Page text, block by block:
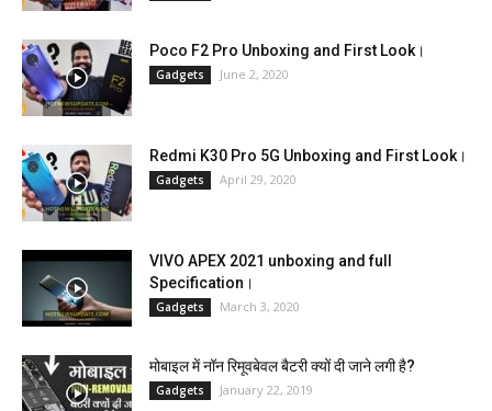
Poco F2 Pro Unboxing and First Look।
Gadgets June 2, 2020
Redmi K30 Pro 5G Unboxing and First Look।
Gadgets April 29, 2020
VIVO APEX 2021 unboxing and full
Specification।
Gadgets March 3, 2020
मोबाइल में नॉन रिमूवबेवल बैटरी क्यों दी जाने लगी है?
Gadgets January 22, 2019